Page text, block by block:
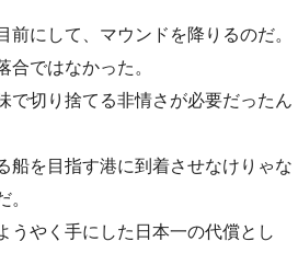
にして、マウンドを降りるのだ。
ではなかった。
で切り捨てる非情さが必要だったん
船を目指す港に到着させなけりゃな
。
うやく手にした日本一の代償とし